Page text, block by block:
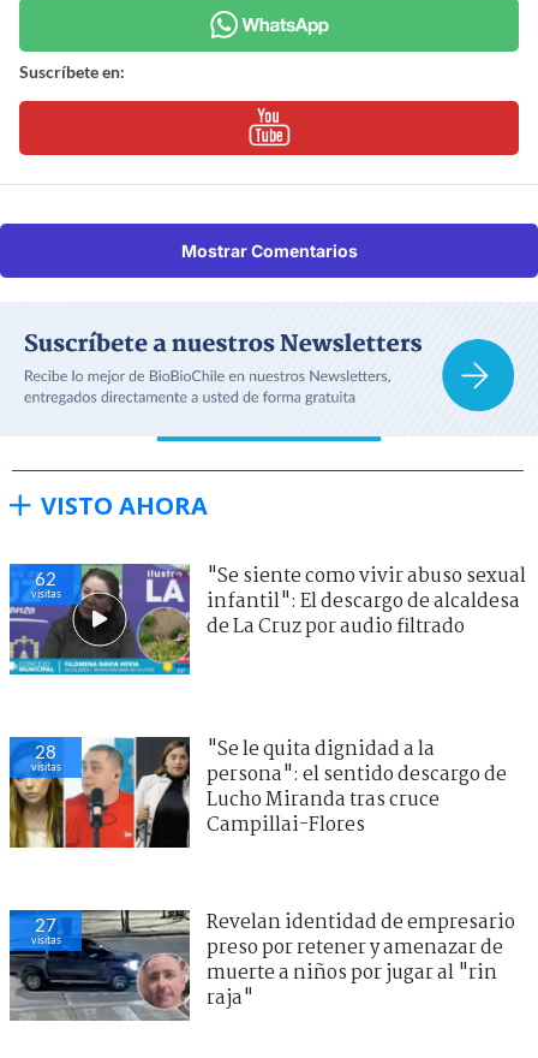
Suscríbete en:
Mostrar Comentarios
VISTO AHORA
62
visitas
"Se siente como vivir abuso sexual
infantil": El descargo de alcaldesa
de La Cruz por audio filtrado
28
visitas
"Se le quita dignidad a la
persona": el sentido descargo de
Lucho Miranda tras cruce
Campillai-Flores
27
visitas
Revelan identidad de empresario
preso por retener y amenazar de
muerte a niños por jugar al "rin
raja"